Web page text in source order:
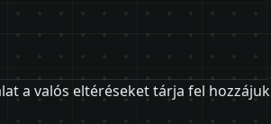
a valós eltéréseket tárja fel hozzájuk